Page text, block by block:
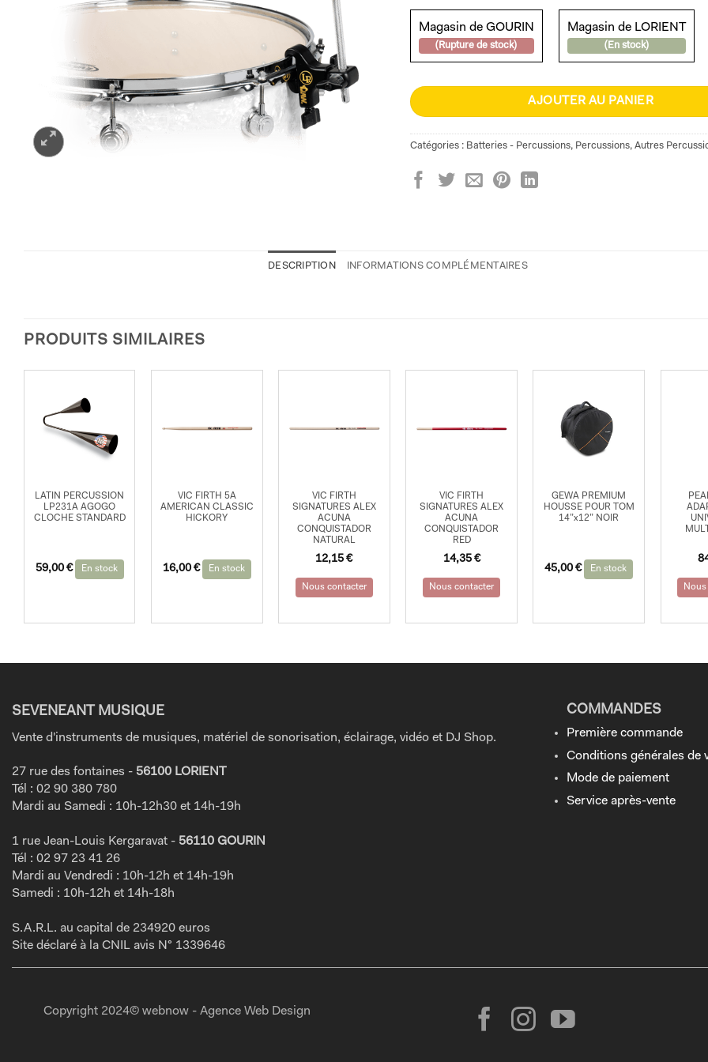
Magasin de GOURIN
(Rupture de stock)
Magasin de LORIENT
(En stock)
AJOUTER AU PANIER
Catégories : Batteries - Percussions, Percussions, Autres
DESCRIPTION INFORMATIONS COMPLÉMENTAIRES
PRODUITS SIMILAIRES
LATIN PERCUSSION
LP231A AGOGO
CLOCHE STANDARD
59,00 € En stock
VIC FIRTH 5A
AMERICAN CLASSIC
HICKORY
16,00 € En stock
VIC FIRTH
SIGNATURES ALEX
ACUNA
CONQUISTADOR
NATURAL
12,15€
Nous contacter
VIC FIRTH
SIGNATURES ALEX
ACUNA
CONQUISTADOR
RED
14,35 €
Nous contacter
GEWA PREMIUM
HOUSSE POUR TOM
14”x12” NOIR
45,00€ En stock
SEVENEANT MUSIQUE
Vente d'instruments de musiques, matériel de sonorisation, éclairage, vidéo et DJ Shop.
27 rue des fontaines - 56100 LORIENT
Tél : 02 90 380 780
Mardi au Samedi : 10h-12h30 et 14h-19h
1 rue Jean-Louis Kergaravat - 56110 GOURIN
Tél : 02 97 23 41 26
Mardi au Vendredi : 10h-12h et 14h-19h
Samedi : 10h-12h et 14h-18h
S.A.R.L. au capital de 234920 euros
Site déclaré à la CNIL avis N° 1339646
COMMANDES
Première commande
Conditions générales de
Mode de paiement
Service après-vente
Copyright 2024© webnow - Agence Web Design